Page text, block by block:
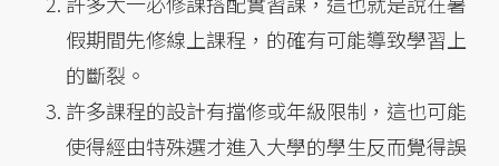
假期間先修線上課程，的確有可能導致學習上
的斷裂。
許多課程的設計有擋修或年級限制，這也可能
使得經由特殊選才進入大學的學生反而覺得誤